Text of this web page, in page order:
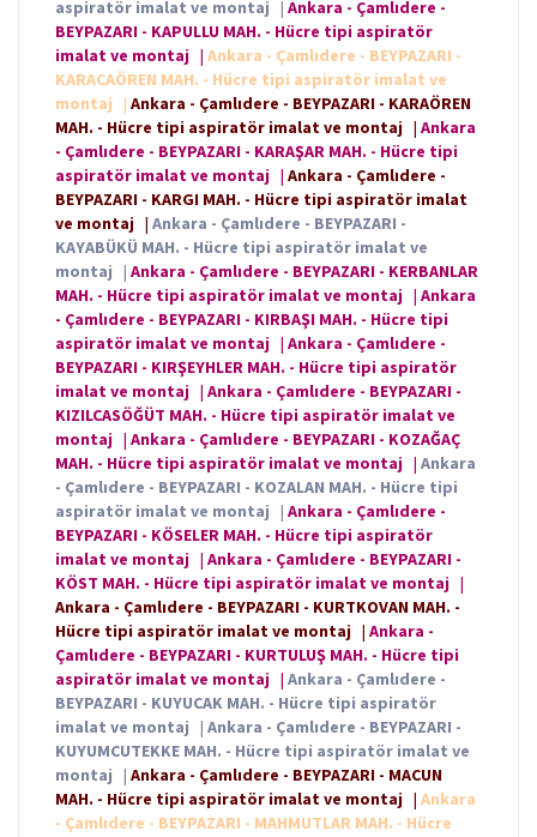
aspiratör imalat ve montaj | Ankara - Çamlıdere -
BEYPAZARI - KAPULLU MAH. - Hücre tipi aspiratör
imalat ve montaj | Ankara - Çamlıdere - BEYPAZARI -
KARACAÖREN MAH. - Hücre tipi aspiratör imalat ve
montaj
| Ankara - Çamlıdere - BEYPAZARI - KARAÖREN
MAH. - Hücre tipi aspiratör imalat ve montaj | Ankara
- Çamlıdere - BEYPAZARI - KARAŞAR MAH. - Hücre tipi
aspiratör imalat ve montaj | Ankara - Çamlıdere -
BEYPAZARI - KARGI MAH. - Hücre tipi aspiratör imalat
ve montaj | Ankara - Çamlıdere - BEYPAZARI -
KAYABÜKÜ MAH. - Hücre tipi aspiratör imalat ve
montaj | Ankara - Çamlıdere - BEYPAZARI - KERBANLAR
MAH. - Hücre tipi aspiratör imalat ve montaj | Ankara
- Çamlıdere - BEYPAZARI - KIRBAŞI MAH. - Hücre tipi
aspiratör imalat ve montaj | Ankara - Çamlıdere -
BEYPAZARI - KIRŞEYHLER MAH. - Hücre tipi aspiratör
imalat ve montaj | Ankara - Çamlıdere - BEYPAZARI -
KIZILCASÖĞÜT MAH. - Hücre tipi aspiratör imalat ve
montaj | Ankara - Çamlıdere - BEYPAZARI - KOZAĞAÇ
MAH. - Hücre tipi aspiratör imalat ve montaj | Ankara
- Çamlıdere - BEYPAZARI - KOZALAN MAH. - Hücre tipi
aspiratör imalat ve montaj | Ankara - Çamlıdere -
BEYPAZARI - KÖSELER MAH. - Hücre tipi aspiratör
imalat ve montaj | Ankara - Çamlıdere - BEYPAZARI -
KÖST MAH. - Hücre tipi aspiratör imalat ve montaj |
Ankara - Çamlıdere - BEYPAZARI - KURTKOVAN MAH. -
Hücre tipi aspiratör imalat ve montaj | Ankara -
Çamlıdere - BEYPAZARI - KURTULUŞ MAH. - Hücre tipi
aspiratör imalat ve montaj | Ankara - Çamlıdere -
BEYPAZARI - KUYUCAK MAH. - Hücre tipi aspiratör
imalat ve montaj | Ankara - Çamlıdere - BEYPAZARI -
KUYUMCUTEKKE MAH. - Hücre tipi aspiratör imalat ve
montaj | Ankara - Çamlıdere - BEYPAZARI - MACUN
MAH. - Hücre tipi aspiratör imalat ve montaj | Ankara
- Çamlıdere - BEYPAZARI - MAHMUTLAR MAH. - Hücre